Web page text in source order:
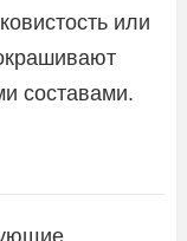
или
составами.